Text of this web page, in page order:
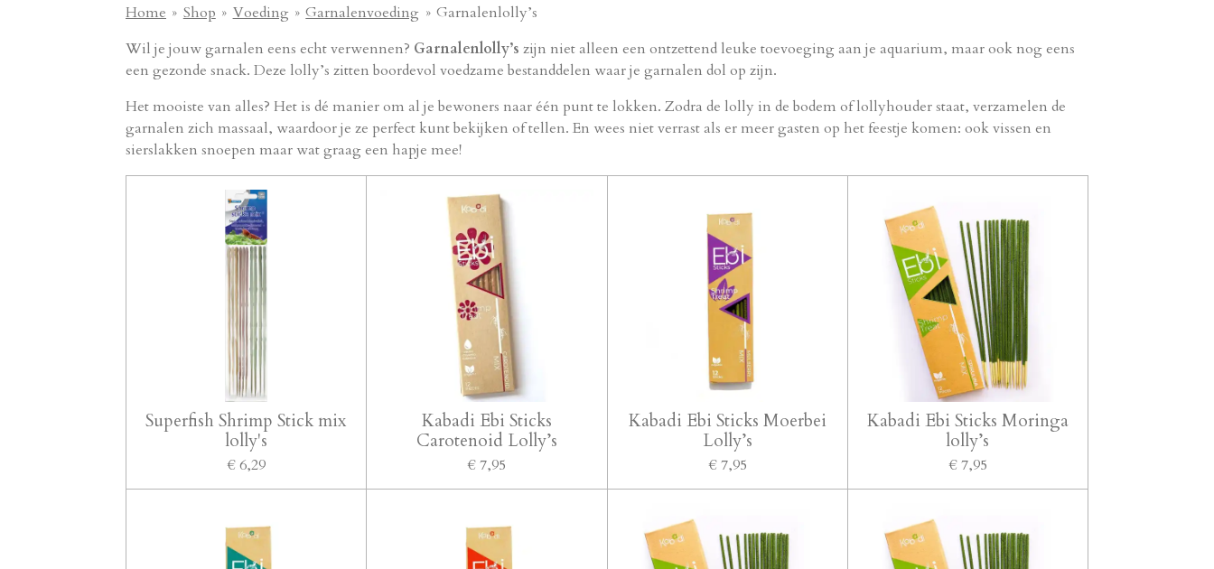
Home » Shop » Voeding » Garnalenvoeding » Garnalenlolly’s
Wil je jouw garnalen eens echt verwennen? Garnalenlolly’s zijn niet alleen een ontzettend leuke toevoeging aan je aquarium, maar ook nog eens
een gezonde snack. Deze lolly’s zitten boordevol voedzame bestanddelen waar je garnalen dol op zijn.
Het mooiste van alles? Het is dé manier om al je bewoners naar één punt te lokken. Zodra de lolly in de bodem of lollyhouder staat, verzamelen de
garnalen zich massaal, waardoor je ze perfect kunt bekijken of tellen. En wees niet verrast als er meer gasten op het feestje komen: ook vissen en
sierslakken snoepen maar wat graag een hapje mee!
Superfish Shrimp Stick mix
lolly's
€ 6,29
Kabadi Ebi Sticks
Carotenoid Lolly’s
€ 7,95
Kabadi Ebi Sticks Moerbei
Lolly’s
€ 7,95
Kabadi Ebi Sticks Moringa
lolly’s
€ 7,95